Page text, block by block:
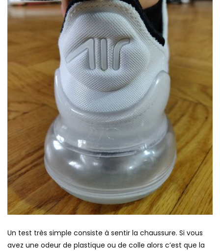
Un test très simple consiste à sentir la chaussure. Si vous
avez une odeur de plastique ou de colle alors c’est que la